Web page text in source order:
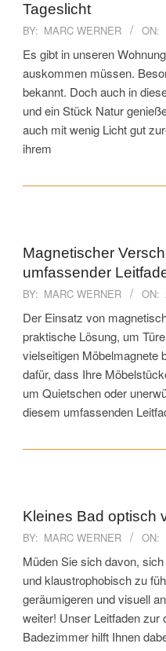
Tageslicht
2023-
07-
BY: MARC WERNER ON:
Es gibt in unseren
auskommen müssen.
bekannt. Doch auch in
und ein Stück Natur
auch mit wenig Licht gut
ihrem
Magnetischer
umfassender
2023-
BY: MARC WERNER ON:
Der Einsatz von
praktische Lösung, um
vielseitigen Möbelmagnete
dafür, dass Ihre
um Quietschen oder
diesem umfassenden
Kleines Bad optisch
2023-
15
BY: MARC WERNER ON:
‍Müden Sie sich davon,
und klaustrophobisch zu
geräumigeren und visuell
weiter! Unser Leitfaden zur
Badezimmer hilft Ihnen